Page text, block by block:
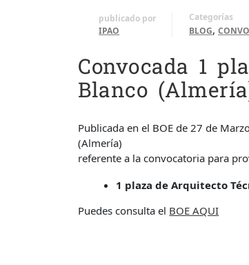
publicado por
IPAO
Categorías
BLOG,
Convocada 1
Blanco
Publicada en el BOE de 27 de
(Almería)
referente a la convocatoria para
1 plaza de Arquitecto
Puedes consulta el BOE AQUI